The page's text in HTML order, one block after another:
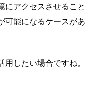
にアクセスさせること
可能になるケースがあ
したい場合ですね。